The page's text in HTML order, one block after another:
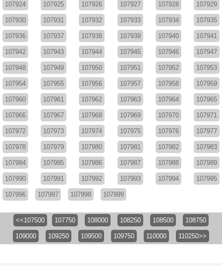
107924 107925 107926 107927 107928 107929
107930 107931 107932 107933 107934 107935
107936 107937 107938 107939 107940 107941
107942 107943 107944 107945 107946 107947
107948 107949 107950 107951 107952 107953
107954 107955 107956 107957 107958 107959
107960 107961 107962 107963 107964 107965
107966 107967 107968 107969 107970 107971
107972 107973 107974 107975 107976 107977
107978 107979 107980 107981 107982 107983
107984 107985 107986 107987 107988 107989
107990 107991 107992 107993 107994 107995
107996 107997 107998 107999
<<107500 107750 108000 108250 108500 108750
109000 109250 109500 109750 110000 110250>>